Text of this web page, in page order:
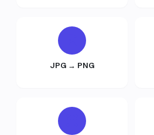
JPG → PNG